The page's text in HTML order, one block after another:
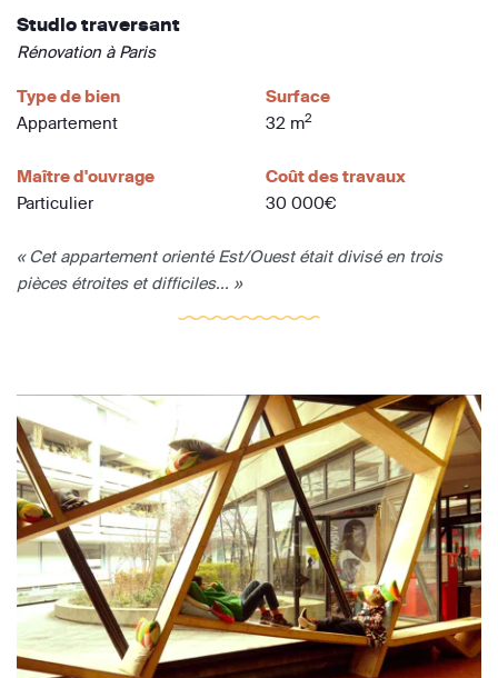
Studio traversant
Rénovation à Paris
Type de bien
Appartement
Surface
32 m2
Maître d'ouvrage
Particulier
Coût des travaux
30 000€
« Cet appartement orienté Est/Ouest était divisé en trois
pièces étroites et difficiles... »